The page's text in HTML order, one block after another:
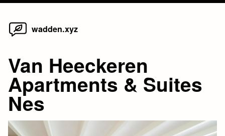
Skip
wadden.xyz
Van Heeckeren
Apartments & Suites
Nes